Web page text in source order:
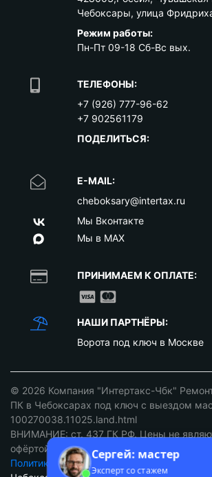
Чебоксары, улица
Режим работы:
Пн-Пт 09-18 Сб-Вс вых.
ТЕЛЕФОНЫ:
+7 (926) 777-96-62
+7 902561179
ПОДЕЛИТЬСЯ:
E-MAIL:
cheboksary@intertax.ru
Мы Вконтакте
Мы в MAX
ПРИНИМАЕМ К ОПЛАТЕ:
НАШИ ПАРТНЁРЫ:
Ворота под ключ в Москве
© 2026 Компания "Интертакс-Чбк"
ПК в Чебоксарах под ключ с выездом
100270038.11025.land.html
ВНИМАНИЕ: ст. 437 ГК РФ. Цены не
офёртой уточняйте у наших менеджеров!
Политика конфиденциальности
Сергей: мастер
Эксперт со стажем